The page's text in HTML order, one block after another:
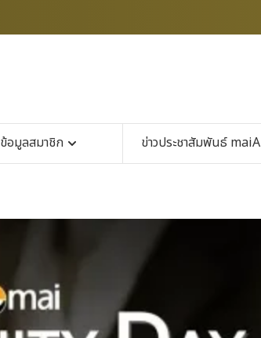
ข้อมูลสมาชิก ข่าวประชาสัมพันธ์ maiA